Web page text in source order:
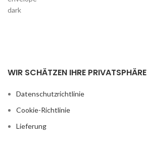
WIR SCHÄTZEN IHRE PRIVATSPHÄRE
Datenschutzrichtlinie
Cookie-Richtlinie
Lieferung